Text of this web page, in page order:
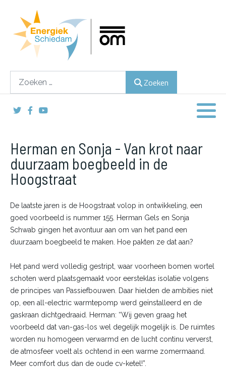
Zoeken
Herman en Sonja - Van krot naar
duurzaam boegbeeld in de
Hoogstraat
De laatste jaren is de Hoogstraat volop in ontwikkeling, een
goed voorbeeld is nummer 155. Herman Gels en Sonja
Schwab gingen het avontuur aan om van het pand een
duurzaam boegbeeld te maken. Hoe pakten ze dat aan?
Het pand werd volledig gestript, waar voorheen bomen wortel
schoten werd plaatsgemaakt voor eersteklas isolatie volgens
de principes van Passiefbouwen. Daar hielden de ambities niet
op, een all-electric warmtepomp werd geïnstalleerd en de
gaskraan dichtgedraaid. Herman: “Wij geven graag het
voorbeeld dat van-gas-los wel degelijk mogelijk is. De ruimtes
worden nu homogeen verwarmd en de lucht continu ververst,
de atmosfeer voelt als ochtend in een warme zomermaand.
Meer comfort dus dan de oude cv-ketel!”.
Lokaal duurzame energie opwekken